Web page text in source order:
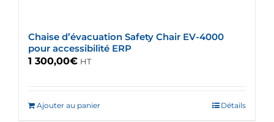
Chaise d’évacuation Safety Chair EV-4000
pour accessibilité ERP
1 300,00€ HT
Ajouter au panier Détails